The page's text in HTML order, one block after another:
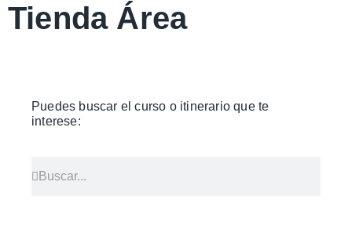
Tienda Área
Puedes buscar el curso o itinerario que te
interese: